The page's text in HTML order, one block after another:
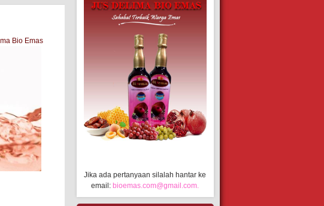
Bio Emas
Jika ada pertanyaan silalah hantar ke
email: bioemas.com@gmail.com.